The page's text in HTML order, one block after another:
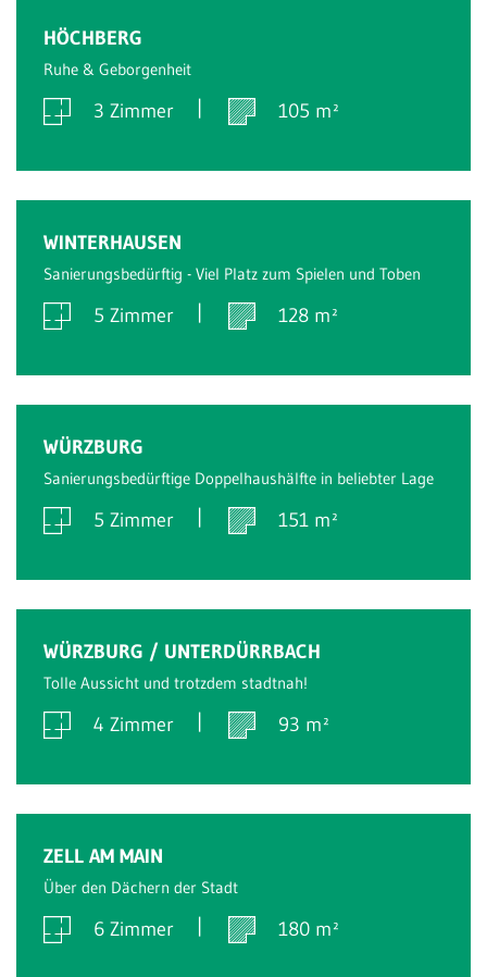
HÖCHBERG
Ruhe & Geborgenheit
3 Zimmer 105 m²
WINTERHAUSEN
Sanierungsbedürftig - Viel Platz zum Spielen und Toben
5 Zimmer 128 m²
WÜRZBURG
Sanierungsbedürftige Doppelhaushälfte in beliebter Lage
5 Zimmer 151 m²
WÜRZBURG / UNTERDÜRRBACH
Tolle Aussicht und trotzdem stadtnah!
4 Zimmer 93 m²
ZELL AM MAIN
Über den Dächern der Stadt
6 Zimmer 180 m²